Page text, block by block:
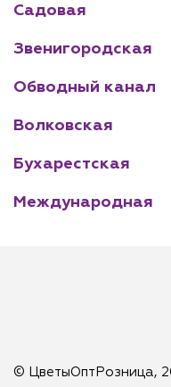
Садовая
Звенигородская
Обводный канал
Волковская
Бухарестская
Международная
© ЦветыОптРозница,